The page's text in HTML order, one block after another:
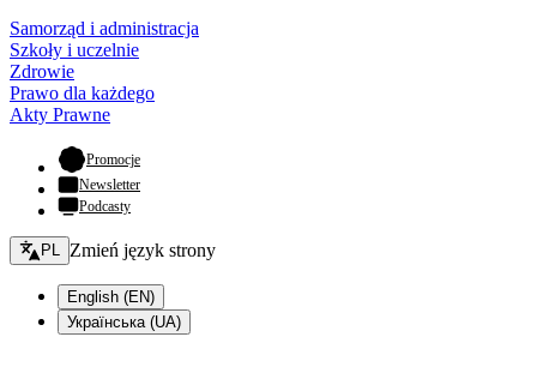
Samorząd i administracja
Szkoły i uczelnie
Zdrowie
Prawo dla każdego
Akty Prawne
Promocje- otwiera się w nowej karcie
Newsletter
Podcasty
Zmień język - bieżący:
PL Zmień język strony
English (EN)
Українська (UA)